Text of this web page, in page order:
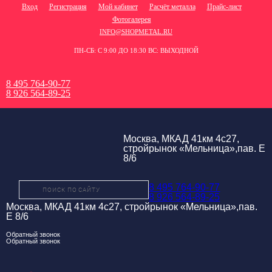
Вход Регистрация Мой кабинет Расчёт металла
Прайс-лист
Фотогалерея
INFO@SHOPMETAL.RU
ПН-СБ: С 9:00 ДО 18:30 ВС: ВЫХОДНОЙ
8 495 764-90-77
8 926 564-89-25
Москва, МКАД 41км 4с27,
стройрынок «Мельница»,пав. Е
8/6
8 495 764-90-77
8 926 564-89-25
Москва, МКАД 41км 4с27, стройрынок «Мельница»,пав.
Е 8/6
Обратный звонок
Обратный звонок